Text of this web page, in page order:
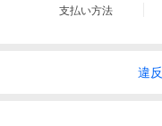
支払い方法
違反